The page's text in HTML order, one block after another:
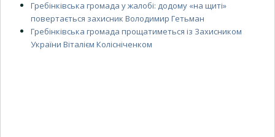
Гребінківська громада у жалобі: додому «на щиті»
повертається захисник Володимир Гетьман
Гребінківська громада прощатиметься із Захисником
України Віталієм Колісніченком